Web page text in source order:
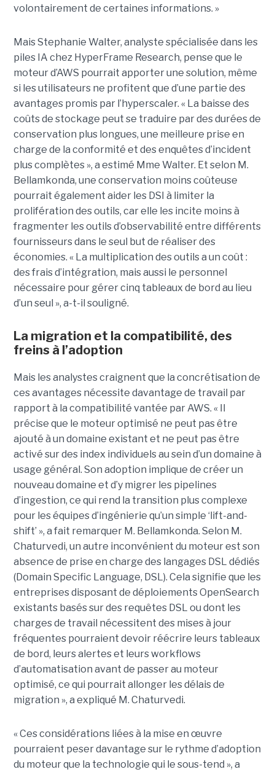
volontairement de certaines informations. »
Mais Stephanie Walter, analyste spécialisée dans les
piles IA chez HyperFrame Research, pense que le
moteur d’AWS pourrait apporter une solution, même
si les utilisateurs ne profitent que d’une partie des
avantages promis par l’hyperscaler. « La baisse des
coûts de stockage peut se traduire par des durées de
conservation plus longues, une meilleure prise en
charge de la conformité et des enquêtes d’incident
plus complètes », a estimé Mme Walter. Et selon M.
Bellamkonda, une conservation moins coûteuse
pourrait également aider les DSI à limiter la
prolifération des outils, car elle les incite moins à
fragmenter les outils d’observabilité entre différents
fournisseurs dans le seul but de réaliser des
économies. « La multiplication des outils a un coût :
des frais d’intégration, mais aussi le personnel
nécessaire pour gérer cinq tableaux de bord au lieu
d’un seul », a-t-il souligné.
La migration et la compatibilité, des
freins à l’adoption
Mais les analystes craignent que la concrétisation de
ces avantages nécessite davantage de travail par
rapport à la compatibilité vantée par AWS. « Il
précise que le moteur optimisé ne peut pas être
ajouté à un domaine existant et ne peut pas être
activé sur des index individuels au sein d’un domaine à
usage général. Son adoption implique de créer un
nouveau domaine et d’y migrer les pipelines
d’ingestion, ce qui rend la transition plus complexe
pour les équipes d’ingénierie qu’un simple ‘lift-and-
shift’ », a fait remarquer M. Bellamkonda. Selon M.
Chaturvedi, un autre inconvénient du moteur est son
absence de prise en charge des langages DSL dédiés
(Domain Specific Language, DSL). Cela signifie que les
entreprises disposant de déploiements OpenSearch
existants basés sur des requêtes DSL ou dont les
charges de travail nécessitent des mises à jour
fréquentes pourraient devoir réécrire leurs tableaux
de bord, leurs alertes et leurs workflows
d’automatisation avant de passer au moteur
optimisé, ce qui pourrait allonger les délais de
migration », a expliqué M. Chaturvedi.
« Ces considérations liées à la mise en œuvre
pourraient peser davantage sur le rythme d’adoption
du moteur que la technologie qui le sous-tend », a